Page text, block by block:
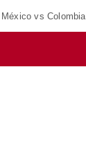
México vs Colombia